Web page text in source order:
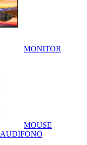
MONITOR
MOUSE
AUDIFONO